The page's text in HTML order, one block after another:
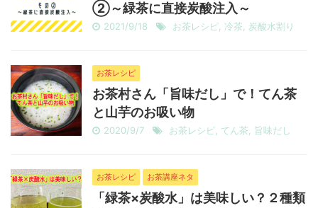
②～緑茶に直接炭酸注入～
2021/9/18 お茶レシピ 冷茶 炭酸水割り
お茶レシピ
お茶村さん「旨味だし」で！てん茶
と山芋のお吸い物
2020/9/7 お茶レシピ てん茶 旨味だし
お茶レシピ お茶講座ネタ
「緑茶×炭酸水」は美味しい？２種類